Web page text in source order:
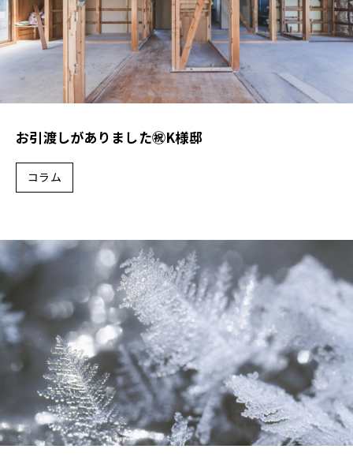
D-BASE
CONTACT
プライバシーポリシー
お引渡しがありました㊗K様邸
コラム